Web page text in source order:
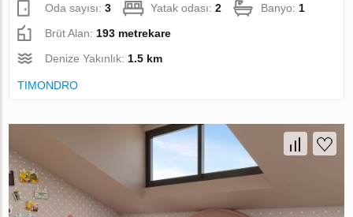
Oda sayısı:3 Yatak odası:2 Banyo: 1
Brüt Alan: 193 metrekare
Denize Yakınlık: 1.5 km
TIMONDRO